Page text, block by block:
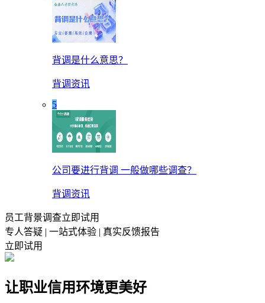
背调是什么意思？
背调资讯
5
公司要进行背调 一般做哪些调查？
背调资讯
员工背景调查立即试用
专人答疑 | 一站式体验 | 真实反馈报告
立即试用
让职业信用环境更美好